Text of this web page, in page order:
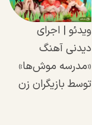
ویدئو | اجرای
دیدنی آهنگ
«مدرسه موش‌ها»
توسط بازیگران زن